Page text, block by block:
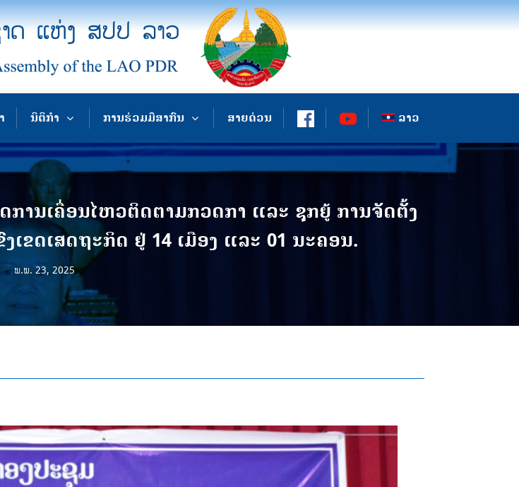
ນິຕິກຳ ການຮ່ວມມືສາກົນ ສາຍດ່ວນ ລາວ
ການເຄື່ອນໄຫວຕິດຕາມກວດກາ ແລະ ຊຸກຍູ້ ການຈັດຕັ້ງ
ຂດເສດຖະກິດ ຢູ່ 14 ເມືອງ ແລະ 01 ນະຄອນ.
ພ.ພ. 23, 2025